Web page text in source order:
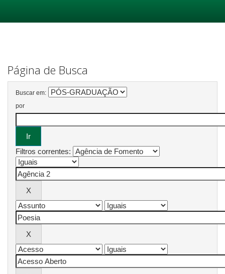
Página de Busca
Buscar em:
por
Filtros correntes: